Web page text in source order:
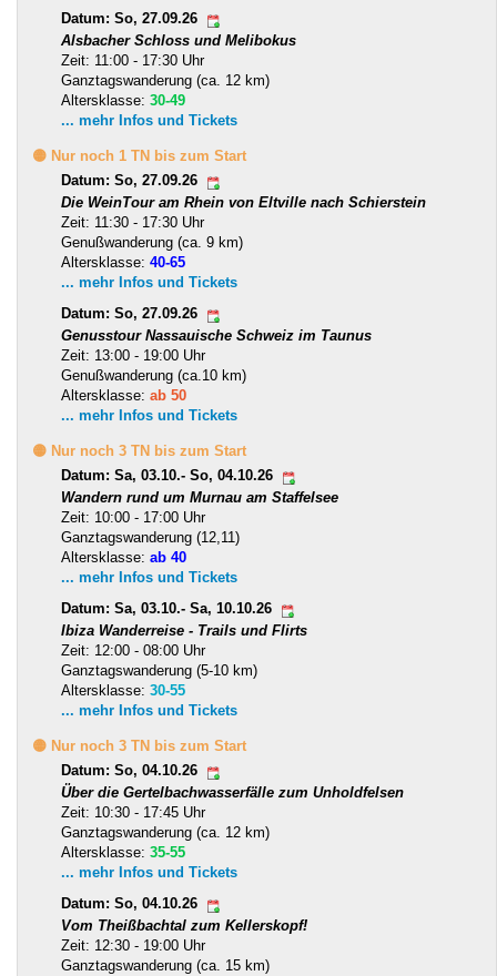
Datum: So, 27.09.26
Alsbacher Schloss und Melibokus
Zeit: 11:00 - 17:30 Uhr
Ganztagswanderung (ca. 12 km)
Altersklasse: 30-49
... mehr Infos und Tickets
🟡 Nur noch 1 TN bis zum Start
Datum: So, 27.09.26
Die WeinTour am Rhein von Eltville nach Schierstein
Zeit: 11:30 - 17:30 Uhr
Genußwanderung (ca. 9 km)
Altersklasse: 40-65
... mehr Infos und Tickets
Datum: So, 27.09.26
Genusstour Nassauische Schweiz im Taunus
Zeit: 13:00 - 19:00 Uhr
Genußwanderung (ca.10 km)
Altersklasse: ab 50
... mehr Infos und Tickets
🟡 Nur noch 3 TN bis zum Start
Datum: Sa, 03.10.- So, 04.10.26
Wandern rund um Murnau am Staffelsee
Zeit: 10:00 - 17:00 Uhr
Ganztagswanderung (12,11)
Altersklasse: ab 40
... mehr Infos und Tickets
Datum: Sa, 03.10.- Sa, 10.10.26
Ibiza Wanderreise - Trails und Flirts
Zeit: 12:00 - 08:00 Uhr
Ganztagswanderung (5-10 km)
Altersklasse: 30-55
... mehr Infos und Tickets
🟡 Nur noch 3 TN bis zum Start
Datum: So, 04.10.26
Über die Gertelbachwasserfälle zum Unholdfelsen
Zeit: 10:30 - 17:45 Uhr
Ganztagswanderung (ca. 12 km)
Altersklasse: 35-55
... mehr Infos und Tickets
Datum: So, 04.10.26
Vom Theißbachtal zum Kellerskopf!
Zeit: 12:30 - 19:00 Uhr
Ganztagswanderung (ca. 15 km)